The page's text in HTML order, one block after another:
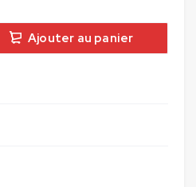
Ajouter au panier